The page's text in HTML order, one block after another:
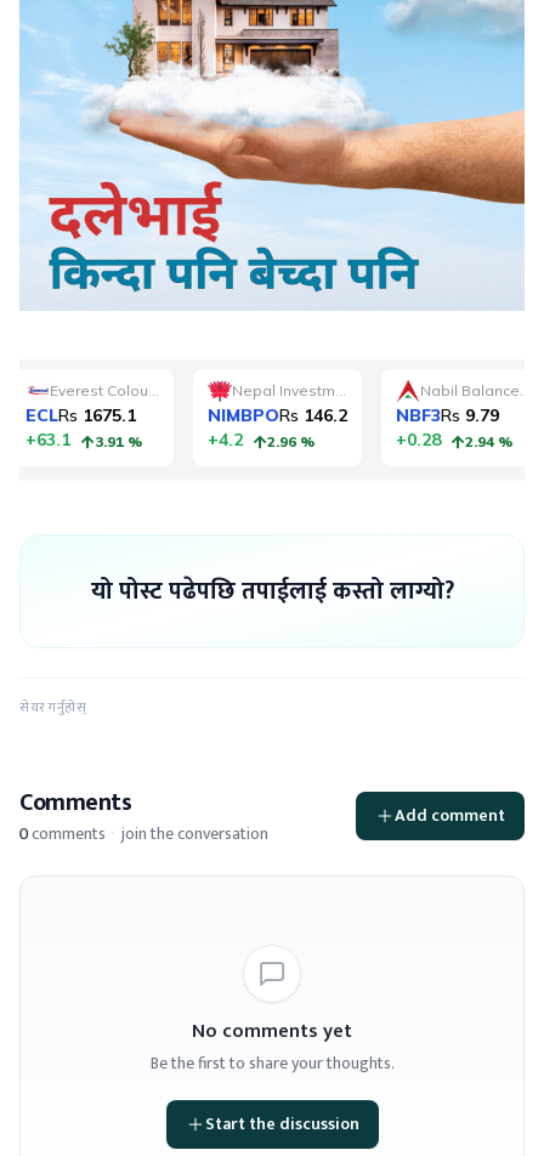
यो पोस्ट पढेपछि तपाईलाई कस्तो लाग्यो?
सेयर गर्नुहोस्
Comments
0comments · join the conversation
Add comment
No comments yet
Be the first to share your thoughts.
Start the discussion